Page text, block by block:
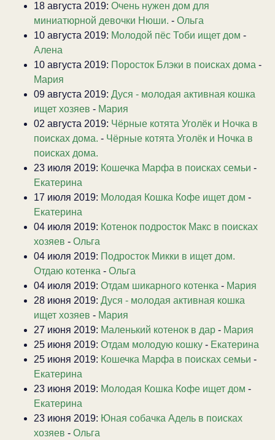
18 августа 2019: Очень нужен дом для
миниатюрной девочки Нюши. - Ольга
10 августа 2019: Молодой пёс Тоби ищет дом -
Алена
10 августа 2019: Поросток Блэки в поисках дома -
Мария
09 августа 2019: Дуся - молодая активная кошка
ищет хозяев - Мария
02 августа 2019: Чёрные котята Уголёк и Ночка в
поисках дома. - Чёрные котята Уголёк и Ночка в
поисках дома.
23 июля 2019: Кошечка Марфа в поисках семьи -
Екатерина
17 июля 2019: Молодая Кошка Кофе ищет дом -
Екатерина
04 июля 2019: Котенок подросток Макс в поисках
хозяев - Ольга
04 июля 2019: Подросток Микки в ищет дом.
Отдаю котенка - Ольга
04 июля 2019: Отдам шикарного котенка - Мария
28 июня 2019: Дуся - молодая активная кошка
ищет хозяев - Мария
27 июня 2019: Маленький котенок в дар - Мария
25 июня 2019: Отдам молодую кошку - Екатерина
25 июня 2019: Кошечка Марфа в поисках семьи -
Екатерина
23 июня 2019: Молодая Кошка Кофе ищет дом -
Екатерина
23 июня 2019: Юная собачка Адель в поисках
хозяев - Ольга